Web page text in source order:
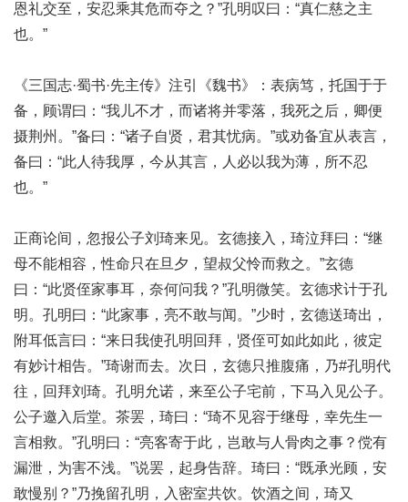
恩礼交至，安忍乘其危而夺之？”孔明叹曰：“真仁慈之主
也。”
《三国志·蜀书·先主传》注引《魏书》：表病笃，托国于于
备，顾谓曰：“我儿不才，而诸将并零落，我死之后，卿便
摄荆州。”备曰：“诸子自贤，君其忧病。”或劝备宜从表言，
备曰：“此人待我厚，今从其言，人必以我为薄，所不忍
也。”
正商论间，忽报公子刘琦来见。玄德接入，琦泣拜曰：“继
母不能相容，性命只在旦夕，望叔父怜而救之。”玄德
曰：“此贤侄家事耳，奈何问我？”孔明微笑。玄德求计于孔
明。孔明曰：“此家事，亮不敢与闻。”少时，玄德送琦出，
附耳低言曰：“来日我使孔明回拜，贤侄可如此如此，彼定
有妙计相告。”琦谢而去。次日，玄德只推腹痛，乃#孔明代
往，回拜刘琦。孔明允诺，来至公子宅前，下马入见公子。
公子邀入后堂。茶罢，琦曰：“琦不见容于继母，幸先生一
言相救。”孔明曰：“亮客寄于此，岂敢与人骨肉之事？傥有
漏泄，为害不浅。”说罢，起身告辞。琦曰：“既承光顾，安
敢慢别？”乃挽留孔明，入密室共饮。饮酒之间，琦又